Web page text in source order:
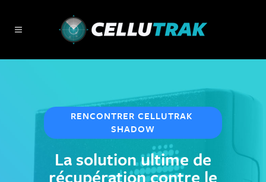
RENCONTRER CELLUTRAK
SHADOW
La solution ultime de
récupération contre le